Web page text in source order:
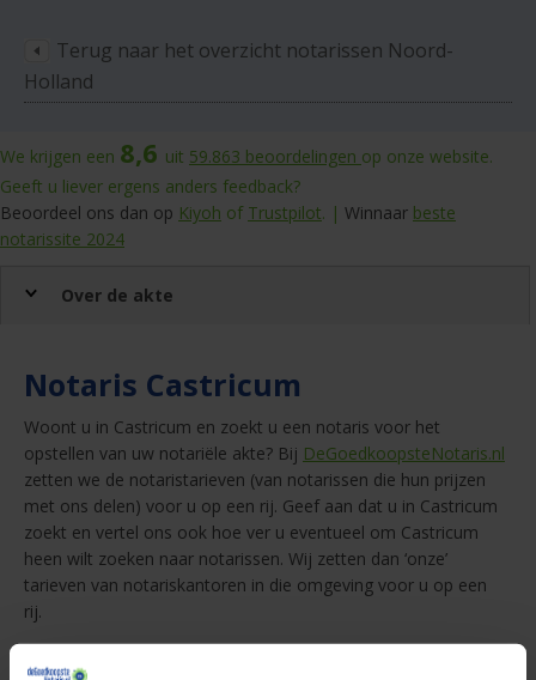
Terug naar het overzicht notarissen Noord-
Holland
We krijgen een 8,6 uit 59.863 beoordelingen op onze website.
Geeft u liever ergens anders feedback?
Beoordeel ons dan op Kiyoh of Trustpilot. | Winnaar beste
notarissite 2024
Over de akte
Notaris Castricum
Woont u in Castricum en zoekt u een notaris voor het
opstellen van uw notariële akte? Bij DeGoedkoopsteNotaris.nl
zetten we de notaristarieven (van notarissen die hun prijzen
met ons delen) voor u op een rij. Geef aan dat u in Castricum
zoekt en vertel ons ook hoe ver u eventueel om Castricum
heen wilt zoeken naar notarissen. Wij zetten dan ‘onze’
tarieven van notariskantoren in die omgeving voor u op een
rij.
Notariskantoren Castricum bij